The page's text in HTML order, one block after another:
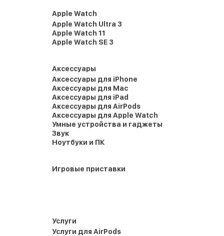
Apple Watch
Apple Watch Ultra 3
Apple Watch 11
Apple Watch SE 3
Аксессуары
Аксессуары для iPhone
Аксессуары для Mac
Аксессуары для iPad
Аксессуары для AirPods
Аксессуары для Apple Watch
Умные устройства и гаджеты
Звук
Ноутбуки и ПК
Игровые приставки
Услуги
Услуги для AirPods